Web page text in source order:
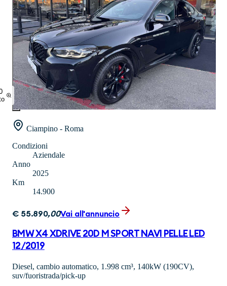
Ciampino - Roma
Condizioni
Aziendale
Anno
2025
Km
14.900
€ 55.890,00Vai all'annuncio
BMW X4 XDRIVE 20D M SPORT NAVI PELLE LED
12/2019
Diesel, cambio automatico, 1.998 cm³, 140kW (190CV),
suv/fuoristrada/pick-up